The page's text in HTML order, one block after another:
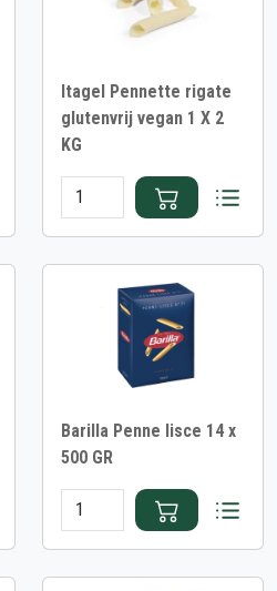
Itagel Pennette rigate
glutenvrij vegan 1 X 2
KG
Barilla Penne lisce 14 x
500 GR